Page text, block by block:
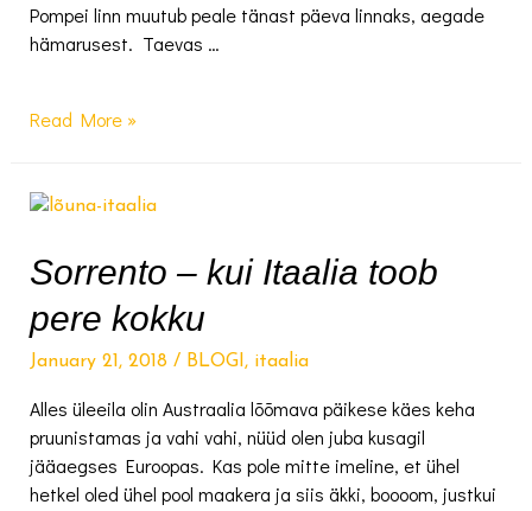
Pompei linn muutub peale tänast päeva linnaks, aegade
hämarusest. Taevas …
Pompei
jalutuskäik
kadunud
linna
Read More »
Sorrento – kui Itaalia toob
pere kokku
January 21, 2018/ BLOGI, itaalia
Alles üleeila olin Austraalia lõõmava päikese käes keha
pruunistamas ja vahi vahi, nüüd olen juba kusagil
jääaegses Euroopas. Kas pole mitte imeline, et ühel
hetkel oled ühel pool maakera ja siis äkki, boooom, justkui